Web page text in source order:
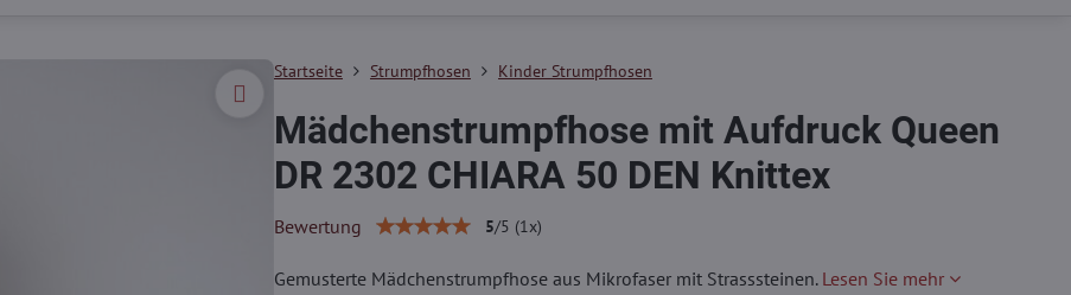
Startseite Strumpfhosen Kinder Strumpfhosen
Mädchenstrumpfhose mit Aufdruck Queen
DR 2302 CHIARA 50 DEN Knittex
Bewertung 5/5 (1x)
Gemusterte Mädchenstrumpfhose aus Mikrofaser mit Strasssteinen. Lesen Sie mehr